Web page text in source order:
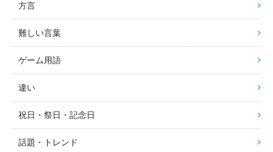
方言
難しい言葉
ゲーム用語
違い
祝日・祭日・記念日
話題・トレンド